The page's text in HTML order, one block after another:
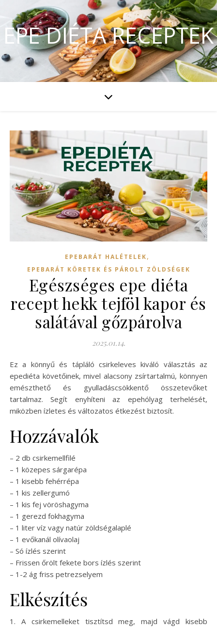
EPE DIÉTA RECEPTEK
EPEBARÁT HALÉTELEK,
EPEBARÁT KÖRETEK ÉS PÁROLT ZÖLDSÉGEK
Egészséges epe diéta
recept hekk tejföl kapor és
salátával gőzpárolva
2025.01.14.
Ez a könnyű és tápláló csirkeleves kiváló választás az
epediéta követőinek, mivel alacsony zsírtartalmú, könnyen
emészthető és gyulladáscsökkentő összetevőket
tartalmaz. Segít enyhíteni az epehólyag terhelését,
miközben ízletes és változatos étkezést biztosít.
Hozzávalók
– 2 db csirkemellfilé
– 1 közepes sárgarépa
– 1 kisebb fehérrépa
– 1 kis zellergumó
– 1 kis fej vöröshagyma
– 1 gerezd fokhagyma
– 1 liter víz vagy natúr zöldségalaplé
– 1 evőkanál olívaolaj
– Só ízlés szerint
– Frissen őrölt fekete bors ízlés szerint
– 1-2 ág friss petrezselyem
Elkészítés
1. A csirkemelleket tisztítsd meg, majd vágd kisebb